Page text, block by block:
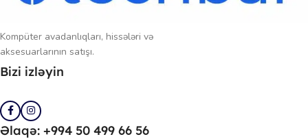
Kompüter avadanlıqları, hissələri və
aksesuarlarının satışı.
Bizi izləyin
Əlaqə: +994 50 499 66 56